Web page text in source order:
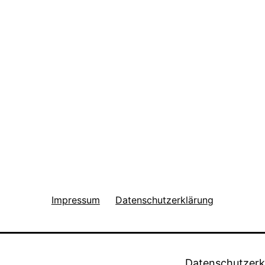
Impressum Datenschutzerklärung